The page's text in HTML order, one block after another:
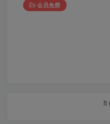
会员免费
It